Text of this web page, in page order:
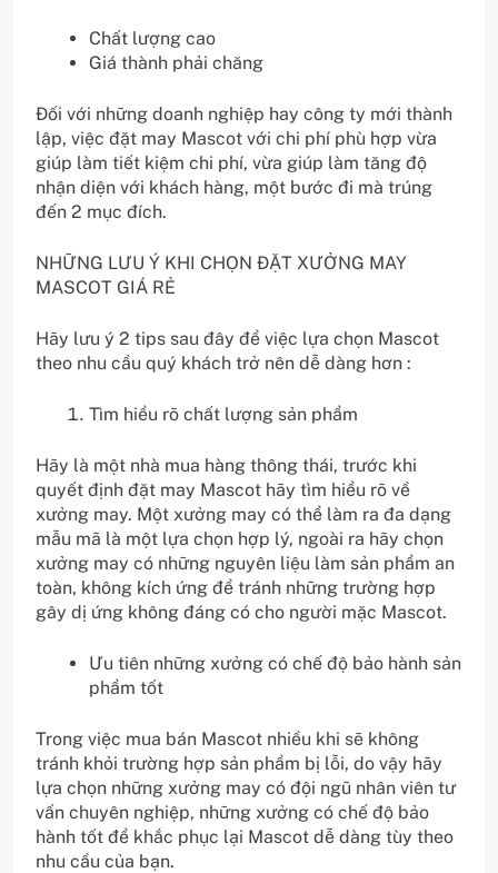
Chất lượng cao
Giá thành phải chăng
Đối với những doanh nghiệp hay công ty mới thành
lập, việc đặt may Mascot với chi phí phù hợp vừa
giúp làm tiết kiệm chi phí, vừa giúp làm tăng độ
nhận diện với khách hàng, một bước đi mà trúng
đến 2 mục đích.
NHỮNG LƯU Ý KHI CHỌN ĐẶT XƯỞNG MAY
MASCOT GIÁ RẺ
Hãy lưu ý 2 tips sau đây để việc lựa chọn Mascot
theo nhu cầu quý khách trở nên dễ dàng hơn :
Tìm hiểu rõ chất lượng sản phẩm
Hãy là một nhà mua hàng thông thái, trước khi
quyết định đặt may Mascot hãy tìm hiểu rõ về
xưởng may. Một xưởng may có thể làm ra đa dạng
mẫu mã là một lựa chọn hợp lý, ngoài ra hãy chọn
xưởng may có những nguyên liệu làm sản phẩm an
toàn, không kích ứng để tránh những trường hợp
gây dị ứng không đáng có cho người mặc Mascot.
Ưu tiên những xưởng có chế độ bảo hành sản
phẩm tốt
Trong việc mua bán Mascot nhiều khi sẽ không
tránh khỏi trường hợp sản phẩm bị lỗi, do vậy hãy
lựa chọn những xưởng may có đội ngũ nhân viên tư
vấn chuyên nghiệp, những xưởng có chế độ bảo
hành tốt để khắc phục lại Mascot dễ dàng tùy theo
nhu cầu của bạn.